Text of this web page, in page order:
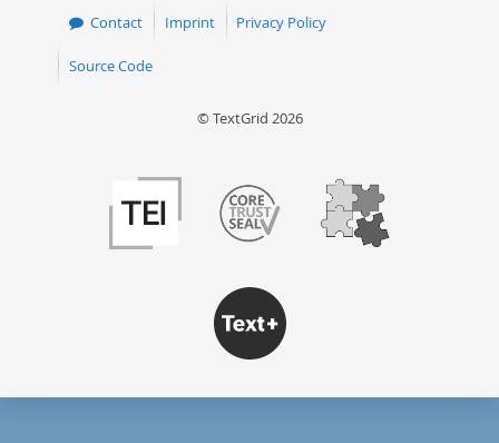
Contact Imprint Privacy Policy
Source Code
© TextGrid 2026